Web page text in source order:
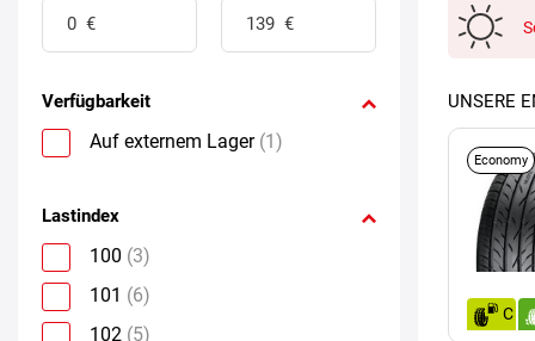
Verfügbarkeit
Auf externem Lager (1)
Lastindex
100 (3)
101 (6)
102 (5)
UNSERE
Economy
C